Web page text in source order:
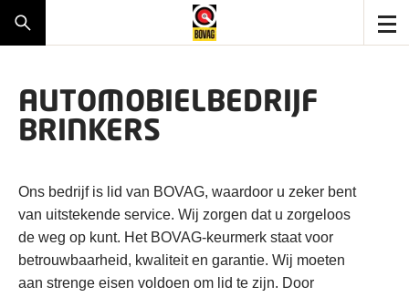
AUTOMOBIELBEDRIJF
BRINKERS
Ons bedrijf is lid van BOVAG, waardoor u zeker bent
van uitstekende service. Wij zorgen dat u zorgeloos
de weg op kunt. Het BOVAG-keurmerk staat voor
betrouwbaarheid, kwaliteit en garantie. Wij moeten
aan strenge eisen voldoen om lid te zijn. Door